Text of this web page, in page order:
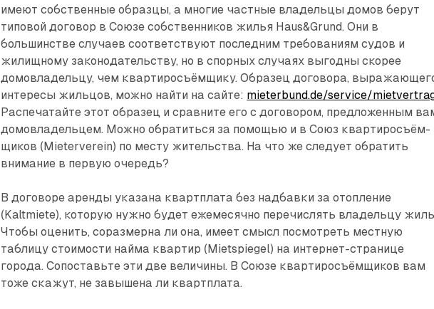
имеют собственные образцы, а многие частные владельцы домов берут
типовой договор в Союзе собственников жилья Haus&Grund. Они в
большинстве случаев соответствуют последним требованиям судов и
жилищному законодательству, но в спорных случаях выгодны скорее
домовладельцу, чем квартиросъёмщику. Образец договора,
интересы жильцов, ­можно найти на сайте: mieterbund.de/service/
Распечатайте этот образец и сравните его с договором, предложенным
домовладельцем. Можно обратиться за помощью и в Союз квартиросъём­
щиков (Mieterverein) по месту жительства. На что же следует обратить
внимание в первую очередь?
В договоре аренды указана квартплата без надбавки за отопление
(Kaltmiete), которую нужно будет ежемесячно перечислять владельцу
Чтобы оценить, соразмерна ли она, имеет смысл посмотреть местную
таблицу стоимости найма квартир (Mietspiegel) на интернет-странице
города. Сопоставьте эти две величины. В Сою­зе квартиросъёмщиков вам
тоже скажут, не завышена ли квартплата.